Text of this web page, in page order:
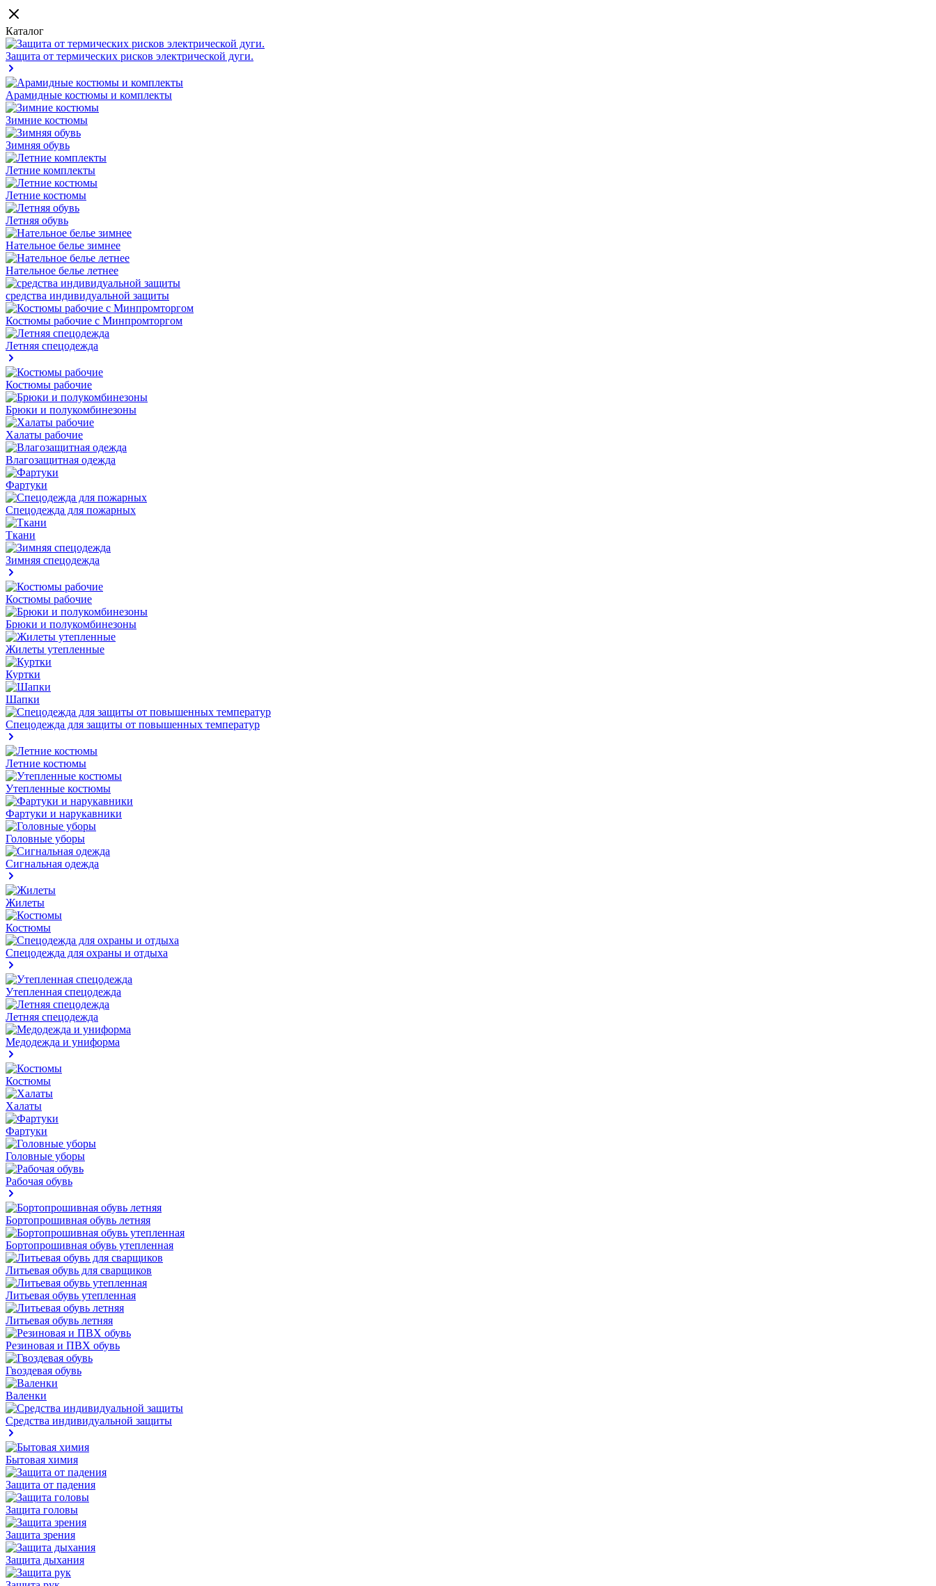
Каталог
Защита от термических рисков электрической дуги.
Арамидные костюмы и комплекты
Зимние костюмы
Зимняя обувь
Летние комплекты
Летние костюмы
Летняя обувь
Нательное белье зимнее
Нательное белье летнее
средства индивидуальной защиты
Костюмы рабочие с Минпромторгом
Летняя спецодежда
Костюмы рабочие
Брюки и полукомбинезоны
Халаты рабочие
Влагозащитная одежда
Фартуки
Спецодежда для пожарных
Ткани
Зимняя спецодежда
Костюмы рабочие
Брюки и полукомбинезоны
Жилеты утепленные
Куртки
Шапки
Спецодежда для защиты от повышенных температур
Летние костюмы
Утепленные костюмы
Фартуки и нарукавники
Головные уборы
Сигнальная одежда
Жилеты
Костюмы
Спецодежда для охраны и отдыха
Утепленная спецодежда
Летняя спецодежда
Медодежда и униформа
Костюмы
Халаты
Фартуки
Головные уборы
Рабочая обувь
Бортопрошивная обувь летняя
Бортопрошивная обувь утепленная
Литьевая обувь для сварщиков
Литьевая обувь утепленная
Литьевая обувь летняя
Резиновая и ПВХ обувь
Гвоздевая обувь
Валенки
Средства индивидуальной защиты
Бытовая химия
Защита от падения
Защита головы
Защита зрения
Защита дыхания